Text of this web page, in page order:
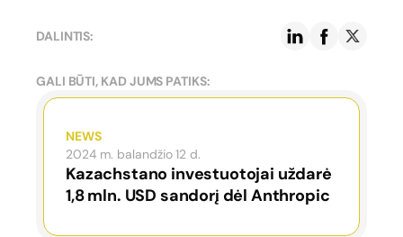
DALINTIS:
GALI BŪTI, KAD JUMS PATIKS:
NEWS
2024 m. balandžio 12 d.
Kazachstano investuotojai uždarė
1,8 mln. USD sandorį dėl Anthropic